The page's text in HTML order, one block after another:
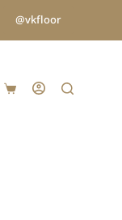
@vkfloor